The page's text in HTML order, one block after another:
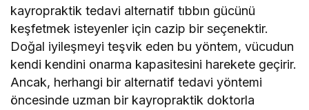
kayropraktik tedavi alternatif tıbbın gücünü
keşfetmek isteyenler için cazip bir seçenektir.
Doğal iyileşmeyi teşvik eden bu yöntem, vücudun
kendi kendini onarma kapasitesini harekete geçirir.
Ancak, herhangi bir alternatif tedavi yöntemi
öncesinde uzman bir kayropraktik doktorla